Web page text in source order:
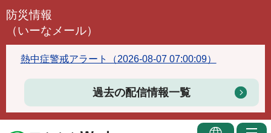
こ
頭
防災情報
（いーなメール）
熱中症警戒アラート（2026-08-07 07:00:09）
過去の配信情報一覧